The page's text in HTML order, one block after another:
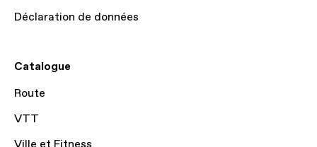
Déclaration de données
Catalogue
Route
VTT